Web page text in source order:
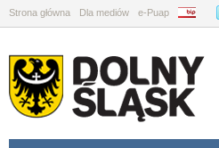
Strona główna Dla mediów e-Puap BIP